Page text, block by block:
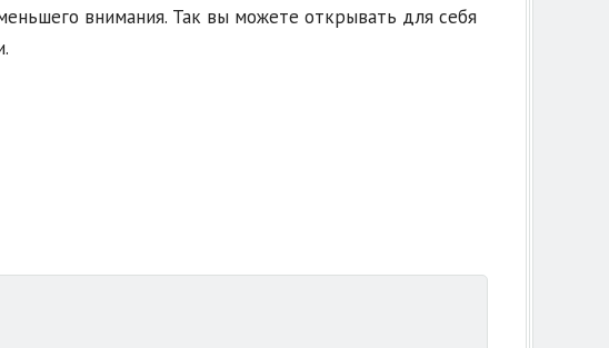
внимания. Так вы можете открывать для себя